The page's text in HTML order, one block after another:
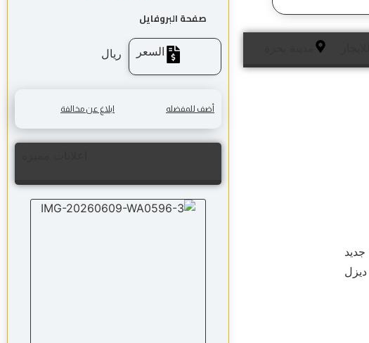
جديد
ديزل
صفحة البروفايل
السعر ريال
أضف للمفضله ابلاغ عن مخالفة